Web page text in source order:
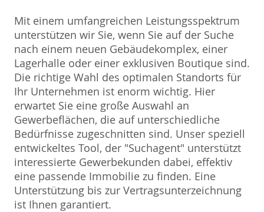
Mit einem umfangreichen Leistungsspektrum
unterstützen wir Sie, wenn Sie auf der Suche
nach einem neuen Gebäudekomplex, einer
Lagerhalle oder einer exklusiven Boutique sind.
Die richtige Wahl des optimalen Standorts für
Ihr Unternehmen ist enorm wichtig. Hier
erwartet Sie eine große Auswahl an
Gewerbeflächen, die auf unterschiedliche
Bedürfnisse zugeschnitten sind. Unser speziell
entwickeltes Tool, der "Suchagent" unterstützt
interessierte Gewerbekunden dabei, effektiv
eine passende Immobilie zu finden. Eine
Unterstützung bis zur Vertragsunterzeichnung
ist Ihnen garantiert.